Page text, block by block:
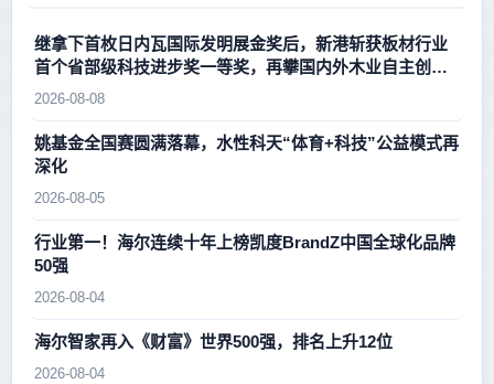
继拿下首枚日内瓦国际发明展金奖后，新港斩获板材行业
首个省部级科技进步奖一等奖，再攀国内外木业自主创新
新高峰
2026-08-08
姚基金全国赛圆满落幕，水性科天“体育+科技”公益模式再
深化
2026-08-05
行业第一！海尔连续十年上榜凯度BrandZ中国全球化品牌
50强
2026-08-04
海尔智家再入《财富》世界500强，排名上升12位
2026-08-04